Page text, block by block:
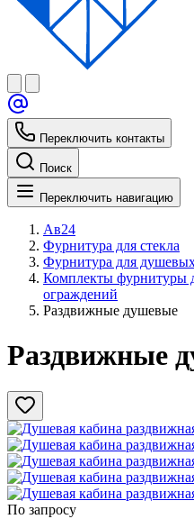
Переключить контакты
Поиск
Переключить навигацию
Ав24
Фурнитура для стекла
Фурнитура для
Комплекты фурнитуры
ограждений
Раздвижные душевые
Раздвижные
По запросу